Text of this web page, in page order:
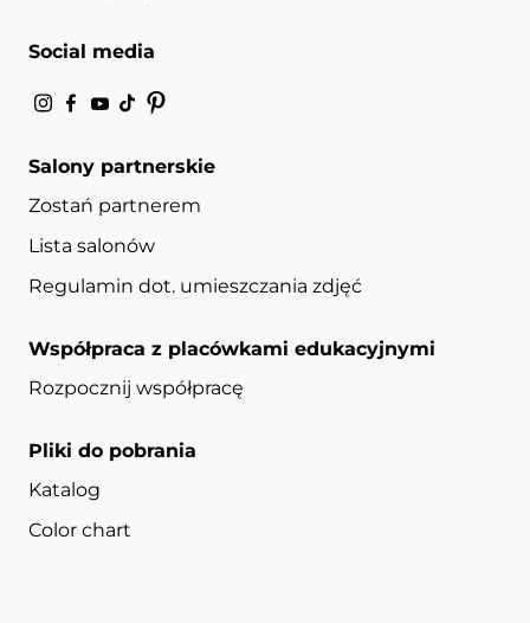
Social media
Salony partnerskie
Zostań partnerem
Lista salonów
Regulamin dot. umieszczania zdjęć
Współpraca z placówkami edukacyjnymi
Rozpocznij współpracę
Pliki do pobrania
Katalog
Color chart